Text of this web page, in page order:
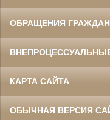
ОБРАЩЕНИЯ ГРАЖДАН
КАРТА САЙТА
ОБЫЧНАЯ ВЕРСИЯ